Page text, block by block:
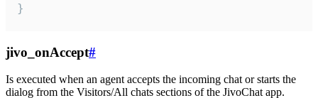
}
jivo_onAccept#
Is executed when an agent accepts the incoming chat or starts the
dialog from the Visitors/All chats sections of the JivoChat app.